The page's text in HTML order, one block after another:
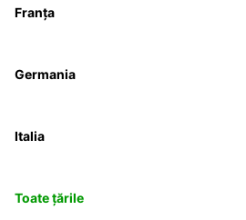
Franța
Germania
Italia
Toate țările